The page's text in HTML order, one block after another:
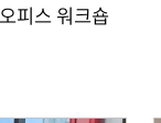
피스 워크숍